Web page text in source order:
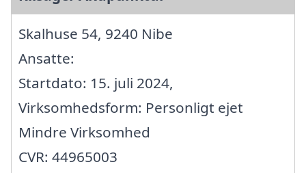
Skalhuse 54, 9240 Nibe
Ansatte:
Startdato: 15. juli 2024,
Virksomhedsform: Personligt ejet
Mindre Virksomhed
CVR: 44965003